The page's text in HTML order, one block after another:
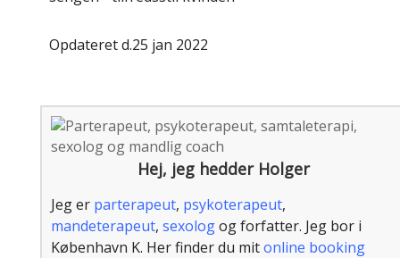
Opdateret d.25 jan 2022
Hej, jeg hedder Holger
Jeg er parterapeut, psykoterapeut,
mandeterapeut, sexologog forfatter. Jeg bor i
København K. Her finder du mitonline booking